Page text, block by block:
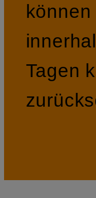
können
Tagen